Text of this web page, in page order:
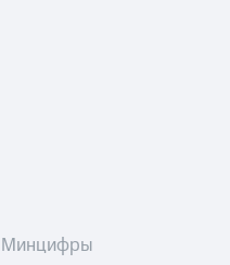
Минцифры